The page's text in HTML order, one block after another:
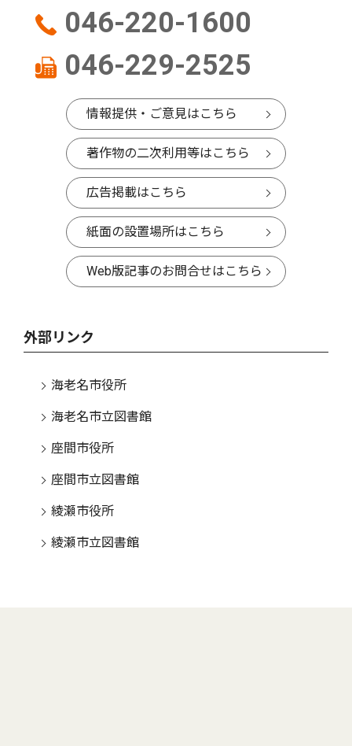
046-220-1600
046-229-2525
情報提供・ご意見はこちら
著作物の二次利用等はこちら
広告掲載はこちら
紙面の設置場所はこちら
Web版記事のお問合せはこちら
外部リンク
海老名市役所
海老名市立図書館
座間市役所
座間市立図書館
綾瀬市役所
綾瀬市立図書館